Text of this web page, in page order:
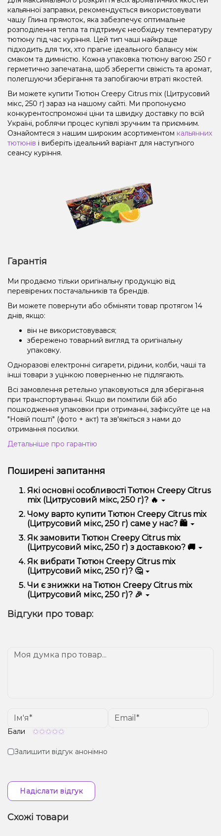
кальянної заправки, рекомендується використовувати
чашу Глина прямоток, яка забезпечує оптимальне
розподілення тепла та підтримує необхідну температуру
тютюну під час куріння. Цей тип чаші найкраще
підходить для тих, хто прагне ідеального балансу між
смаком та димністю. Кожна упаковка тютюну вагою 250 г
герметично запечатана, щоб зберегти свіжість та аромат,
полегшуючи зберігання та запобігаючи втраті якостей.
Ви можете купити Тютюн Creepy Citrus mix (Цитрусовий
мікс, 250 г) зараз на нашому сайті. Ми пропонуємо
конкурентоспроможні ціни та швидку доставку по всій
Україні, роблячи процес купівлі зручним та приємним.
Ознайомтеся з нашим широким асортиментом кальянних
тютюнів і виберіть ідеальний варіант для наступного
сеансу куріння.
Гарантія
Ми продаємо тільки оригінальну продукцію від
перевірених постачальників та брендів.
Ви можете повернути або обміняти товар протягом 14
днів, якщо:
він не використовувався;
збережено товарний вигляд та оригінальну
упаковку.
Одноразові електронні сигарети, рідини, колби, чаші та
інші товари з уцінкою поверненню не підлягають.
Всі замовлення ретельно упаковуються для зберігання
при транспортуванні. Якщо ви помітили бій або
пошкодження упаковки при отриманні, зафіксуйте це на
"Новій пошті" (фото + акт) та зв'яжіться з нами до
отримання посилки.
Детальніше про гарантію
Поширені запитання
Які основні особливості Тютюн Creepy Citrus
mix (Цитрусовий мікс, 250 г)? 🔥
Тютюн Creepy Citrus mix (Цитрусовий мікс, 250 г)
відрізняється високою якістю, зручністю
використання та надійністю.
Чому варто купити Тютюн Creepy Citrus mix
(Цитрусовий мікс, 250 г) саме у нас? 🛍️
Ми пропонуємо тільки оригінальну продукцію,
широкий асортимент, вигідні ціни та швидку
доставку. Крім того, у нас регулярні акції та знижки
для клієнтів!
Як замовити Тютюн Creepy Citrus mix
(Цитрусовий мікс, 250 г) з доставкою? 🚚
Оформити замовлення можна в кілька кліків:
Додайте Тютюн Creepy Citrus mix
(Цитрусовий мікс, 250 г) до кошика.
Перейдіть до оформлення замовлення.
Підтвердіть замовлення – ми швидко
надішлемо його вам!
Як вибрати Тютюн Creepy Citrus mix
(Цитрусовий мікс, 250 г)? 🤔
Вибір залежить від ваших уподобань – наприклад,
якщо це кальян, враховуйте розмір, матеріал та тип
чаші, якщо вейп – потужність та смак. Наші
варіант.
Чи є знижки на Тютюн Creepy Citrus mix
(Цитрусовий мікс, 250 г)? 🎉
спеціальні пропозиції. Слідкуйте за оновленнями на
Відгуки про товар:
Бали
Залишити відгук анонімно
Надіслати відгук
Схожі товари